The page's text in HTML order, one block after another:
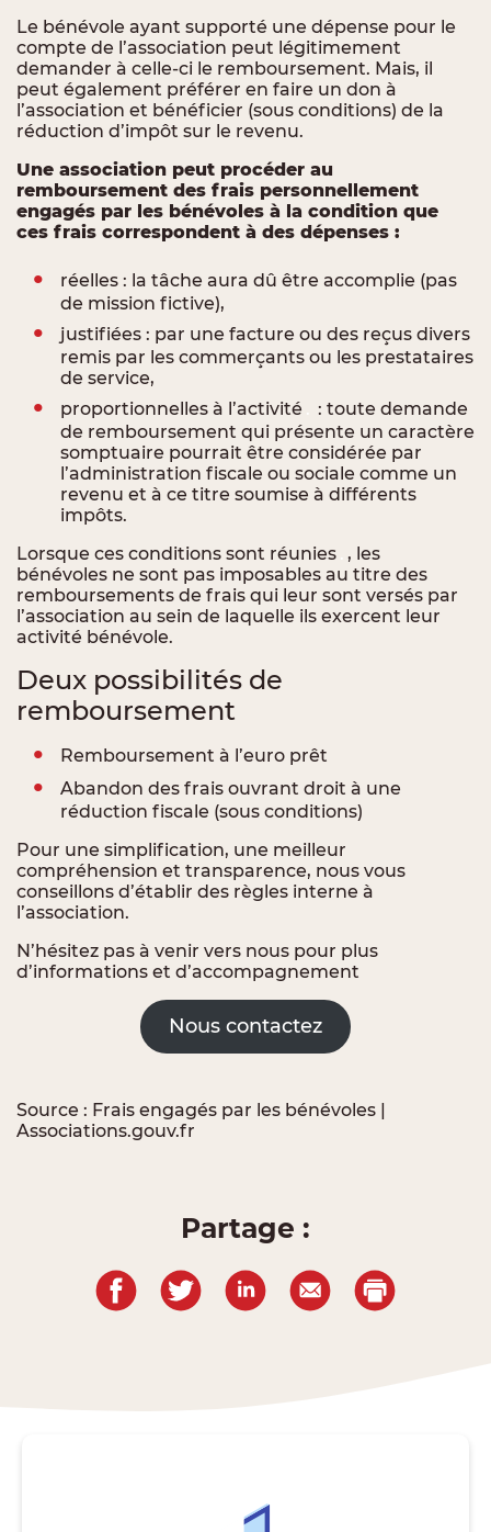
Le bénévole ayant supporté une dépense pour le
compte de l’association peut légitimement
demander à celle-ci le remboursement. Mais, il
peut également préférer en faire un don à
l’association et bénéficier (sous conditions) de la
réduction d’impôt sur le revenu.
Une association peut procéder au
remboursement des frais personnellement
engagés par les bénévoles à la condition que
ces frais correspondent à des dépenses :
réelles : la tâche aura dû être accomplie (pas
de mission fictive),
justifiées : par une facture ou des reçus divers
remis par les commerçants ou les prestataires
de service,
proportionnelles à l’activité
: toute demande
de remboursement qui présente un caractère
somptuaire pourrait être considérée par
l’administration fiscale ou sociale comme un
revenu et à ce titre soumise à différents
impôts.
Lorsque ces conditions sont réunies , les
bénévoles ne sont pas imposables au titre des
remboursements de frais qui leur sont versés par
l’association au sein de laquelle ils exercent leur
activité bénévole.
Deux possibilités de
remboursement
Remboursement à l’euro prêt
Abandon des frais ouvrant droit à une
réduction fiscale (sous conditions)
Pour une simplification, une meilleur
compréhension et transparence, nous vous
conseillons d’établir des règles interne à
l’association.
N’hésitez pas à venir vers nous pour plus
d’informations et d’accompagnement
Nous contactez
Source : Frais engagés par les bénévoles |
Associations.gouv.fr
Partage :